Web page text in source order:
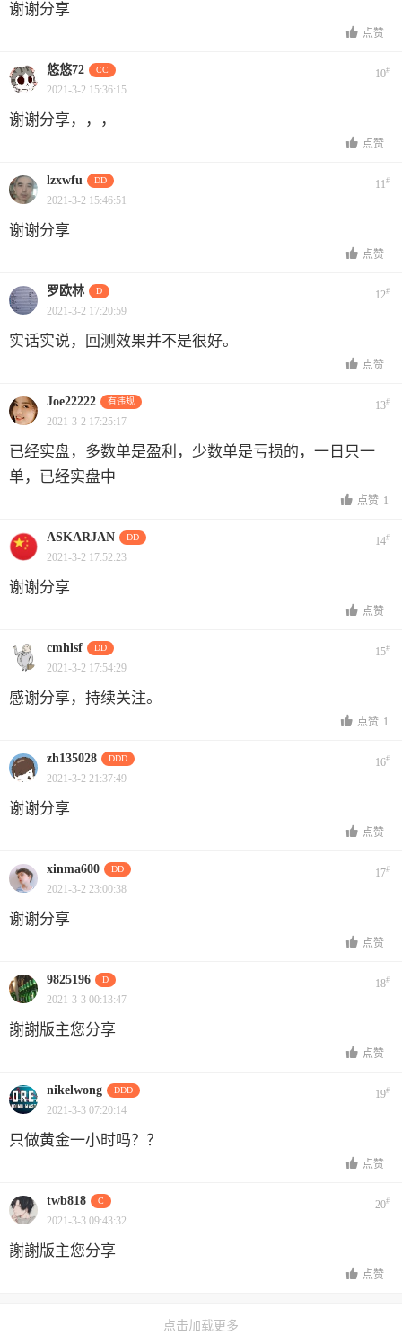
谢谢分享
点赞
悠悠72 CC 10#
2021-3-2 15:36:15
谢谢分享，，，
点赞
lzxwfu DD 11#
2021-3-2 15:46:51
谢谢分享
点赞
罗欧林 D 12#
2021-3-2 17:20:59
实话实说，回测效果并不是很好。
点赞
Joe22222 有违规 13#
2021-3-2 17:25:17
已经实盘，多数单是盈利，少数单是亏损的，一日只一
单，已经实盘中
点赞 1
ASKARJAN DD 14#
2021-3-2 17:52:23
谢谢分享
点赞
cmhlsf DD 15#
2021-3-2 17:54:29
感谢分享，持续关注。
点赞 1
zh135028 DDD 16#
2021-3-2 21:37:49
谢谢分享
点赞
xinma600 DD 17#
2021-3-2 23:00:38
谢谢分享
点赞
9825196 D 18#
2021-3-3 00:13:47
謝謝版主您分享
点赞
nikelwong DDD 19#
2021-3-3 07:20:14
只做黄金一小时吗？？
点赞
twb818 C 20#
2021-3-3 09:43:32
謝謝版主您分享
点赞
点击加载更多